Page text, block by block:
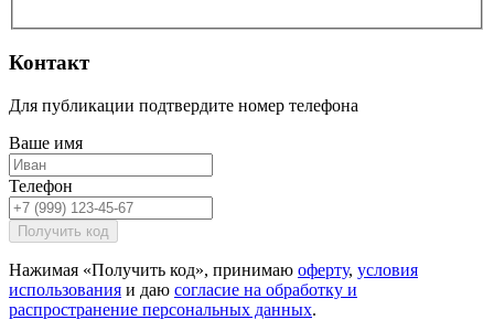
Контакт
Для публикации подтвердите номер телефона
Ваше имя
Телефон
Получить код
Нажимая «Получить код», принимаю оферту, условия
использования и даю согласие на обработку и
распространение персональных данных.